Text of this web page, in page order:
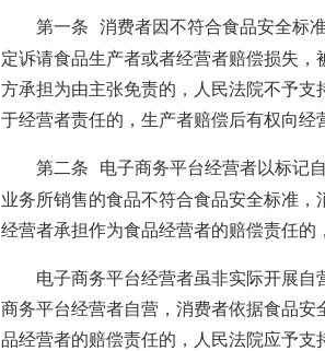
第一条
消费者因不符合食品安全标
定诉请食品生产者或者经营者赔偿损失
方承担为由主张免责的，人民法院不予
于经营者责任的，生产者赔偿后有权向经
第二条
电子商务平台经营者以标记
业务所销售的食品不符合食品安全标准
经营者承担作为食品经营者的赔偿责任的
电子商务平台经营者虽非实际开展自
商务平台经营者自营，消费者依据食品
品经营者的赔偿责任的，人民法院应予支